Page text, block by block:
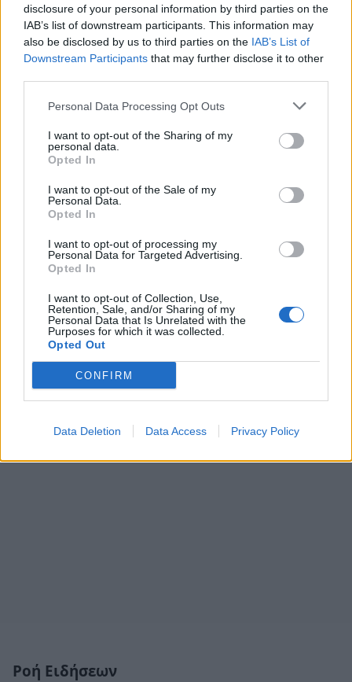
disclosure of your personal information by third parties on the
IAB’s list of downstream participants. This information may
also be disclosed by us to third parties on the IAB’s List of
Downstream Participants that may further disclose it to other
Personal Data Processing Opt Outs
I want to opt-out of the Sharing of my
personal data.
Opted In
I want to opt-out of the Sale of my
Personal Data.
Opted In
I want to opt-out of processing my
Personal Data for Targeted Advertising.
Opted In
I want to opt-out of Collection, Use,
Retention, Sale, and/or Sharing of my
Personal Data that Is Unrelated with the
Purposes for which it was collected.
Opted Out
CONFIRM
Data Deletion Data Access Privacy Policy
Αστυνομίας, τιμούμε την ίδια την Ιστορία του
Σώματος…»
Ροή Ειδήσεων